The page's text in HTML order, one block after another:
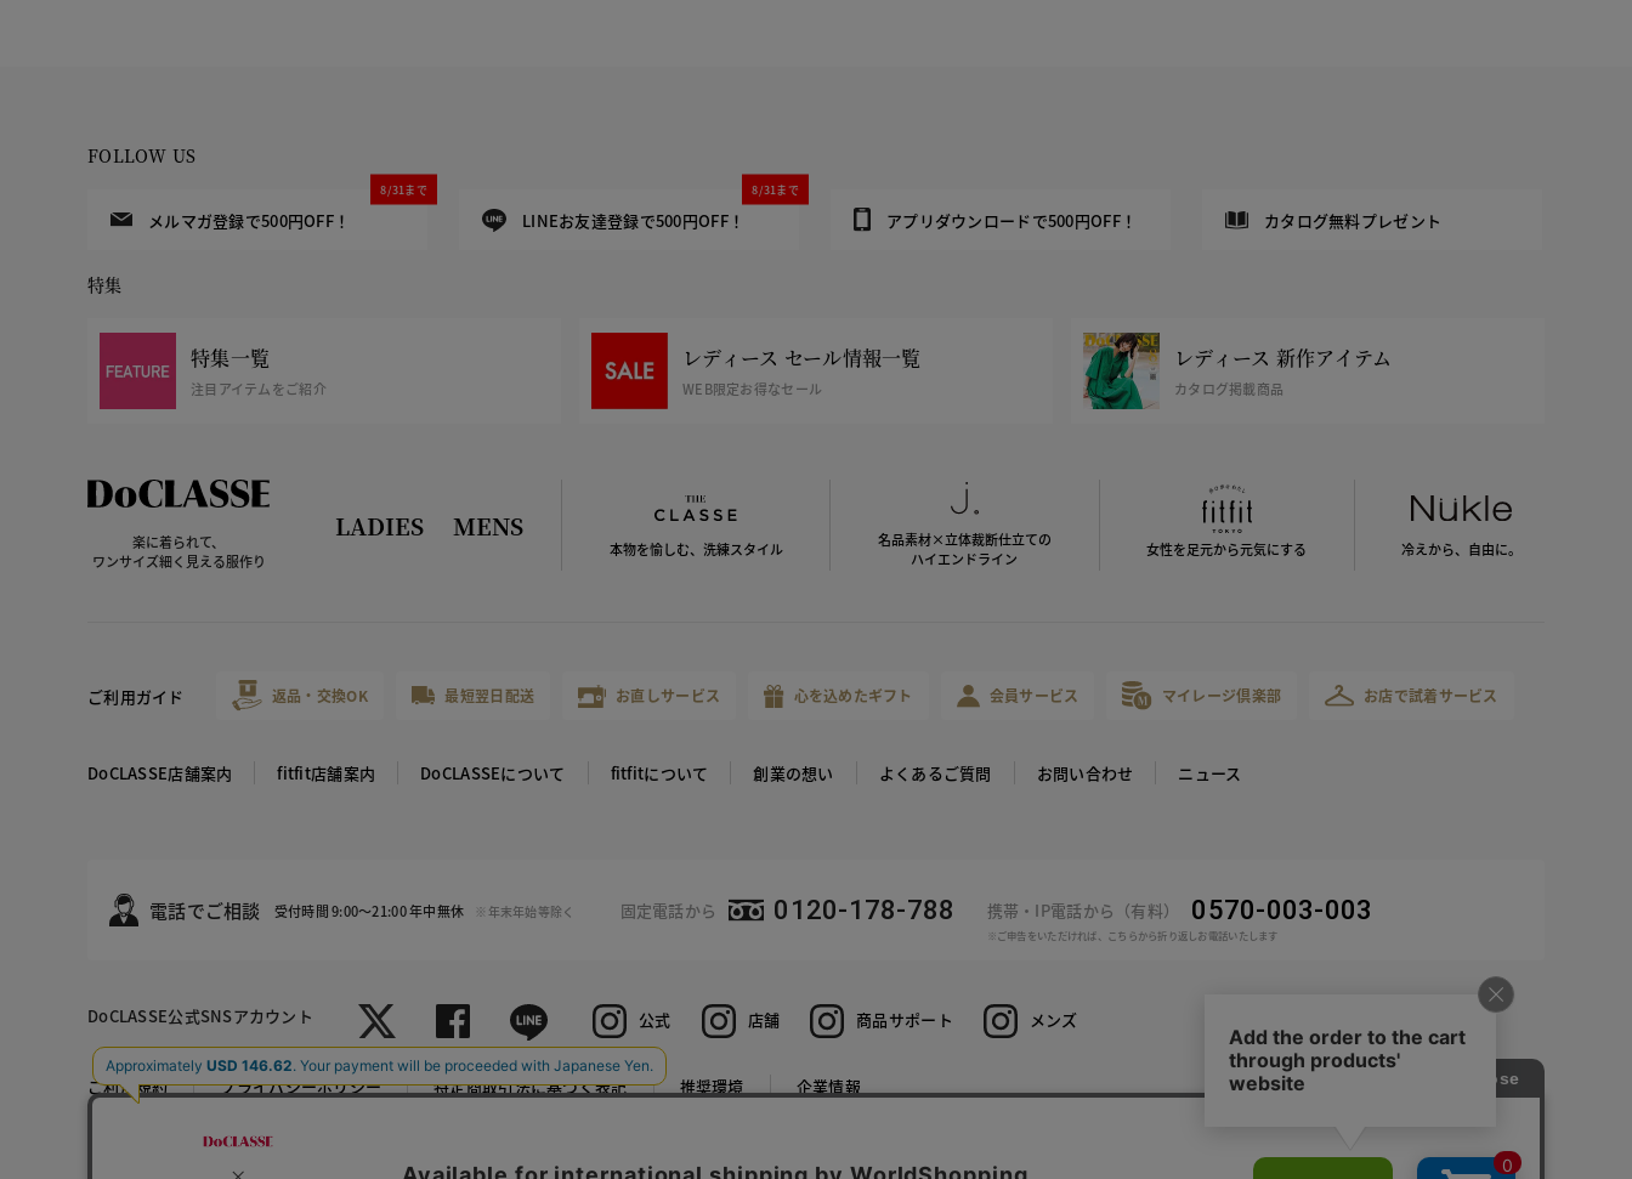
ホワイト サックス
FOLLOW US
メルマガ登録で500円OFF！
8/31まで
LINEお友達登録で500円OFF！
8/31まで
アプリダウンロードで500円OFF！ カタログ無料プレゼント
特集
特集一覧
注目アイテムをご紹介
レディース セール情報一覧
WEB限定お得なセール
レディース 新作アイテム
カタログ掲載商品
楽に着られて、
ワンサイズ細く見える服作り
LADIES MENS
本物を愉しむ、洗練スタイル
名品素材×立体裁断仕立ての
ハイエンドライン
女性を足元から元気にする 冷えから、 自由に。
ご利用ガイド 返品・交換OK 最短翌日配送 お直しサービス 心を込めたギフト 会員サービス マイレージ倶楽部 お店で試着サービス
DoCLASSE店舗案内 fitfit店舗案内 DoCLASSEについて fitfitについて 創業の想い よくあるご質問 お問い合わせ ニュース
電話でご相談 受付時間 9:00～21:00 年中無休 ※年末年始等除く 固定電話から 0120-178-788 携帯・IP電話から（有料） 0570-003-003
※ご申告をいただければ、こちらから折り返しお電話いたします
DoCLASSE公式SNSアカウント 公式 店舗 商品サポート メンズ
ご利用規約 プライバシーポリシー 特定商取引法に基づく表記 推奨環境 企業情報 COPYRIGHT © DoCLASSE ALL RIGHTS RESERVED.